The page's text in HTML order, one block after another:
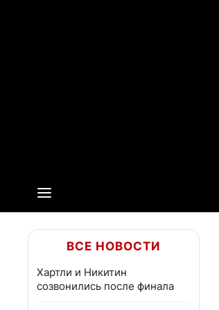
ВСЕ НОВОСТИ
Хартли и Никитин
созвонились после финала